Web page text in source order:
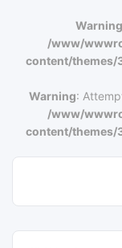
Warning
/www/
content/themes/
Warning:
/www/
content/themes/